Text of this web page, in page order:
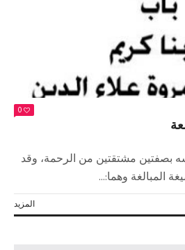
0
مشتقتين من الرحمة، وقد
وهما:...
المزيد